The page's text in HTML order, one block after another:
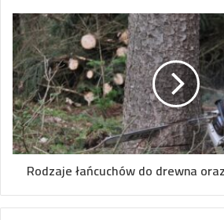
Rodzaje łańcuchów do drewna